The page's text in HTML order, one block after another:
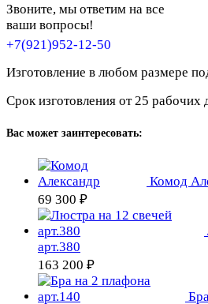
Звоните, мы ответим на все
ваши вопросы!
+7(921)952-12-50
Изготовление в любом размере
Срок изготовления от 25 рабочих
Вас может заинтересовать:
Комод
69 300 ₽
арт.380
163 200 ₽